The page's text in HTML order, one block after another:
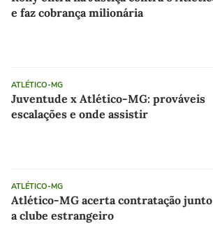
e faz cobrança milionária
ATLÉTICO-MG
Juventude x Atlético-MG: prováveis
escalações e onde assistir
ATLÉTICO-MG
Atlético-MG acerta contratação junto
a clube estrangeiro